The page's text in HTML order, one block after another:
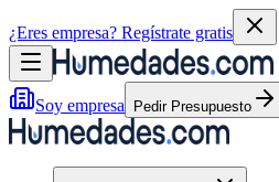
¿Eres empresa? Regístrate gratis
Soy empresa Pedir Presupuesto